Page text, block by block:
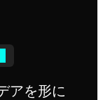
アを形に